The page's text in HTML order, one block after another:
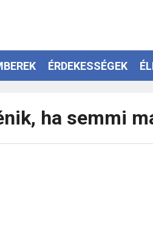
ÉRDEKESSÉGEK
ha semmi